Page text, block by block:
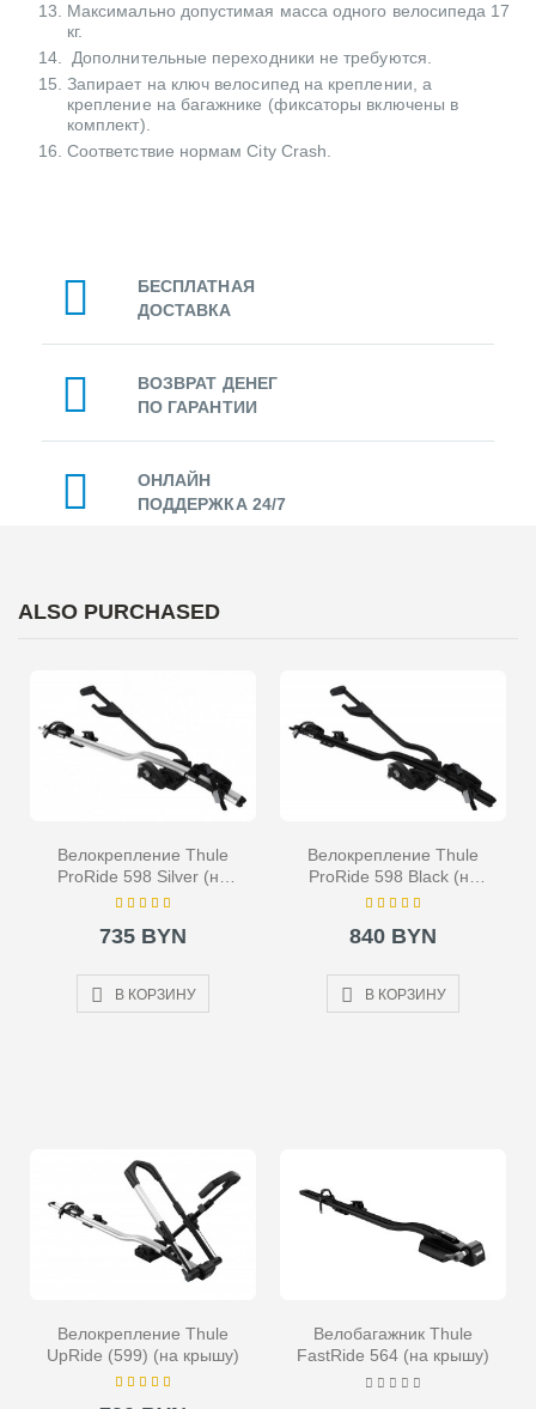
Максимально допустимая масса одного велосипеда 17
кг.
Дополнительные переходники не требуются.
Запирает на ключ велосипед на креплении, а
крепление на багажнике (фиксаторы включены в
комплект).
Соответствие нормам City Crash.
БЕСПЛАТНАЯ
ДОСТАВКА
ВОЗВРАТ ДЕНЕГ
ПО ГАРАНТИИ
ОНЛАЙН
ПОДДЕРЖКА 24/7
ALSO PURCHASED
Велокрепление Thule
ProRide 598 Silver (на
крышу)
735 BYN
В КОРЗИНУ
Велокрепление Thule
ProRide 598 Black (на
крышу)
840 BYN
В КОРЗИНУ
Велокрепление Thule
UpRide (599) (на крышу)
Велобагажник Thule
FastRide 564 (на крышу)